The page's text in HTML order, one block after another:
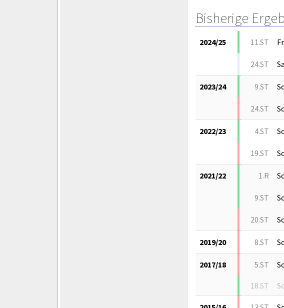
Bisherige
2024/25 11.ST
24.ST
2023/24 9.ST
24.ST
2022/23 4.ST
19.ST
2021/22 1.R
9.ST
20.ST
2019/20 8.ST
2017/18 5.ST
18.ST